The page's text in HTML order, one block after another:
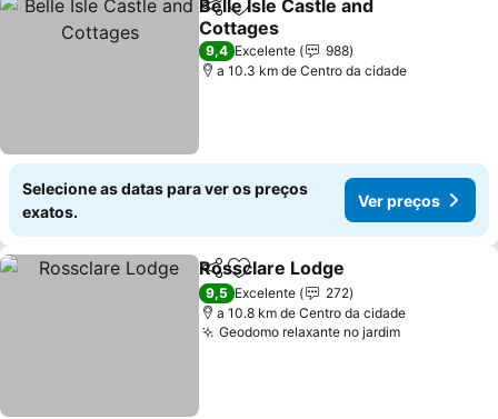
PartilharAdicionar aos favoritos
Belle Isle Castle and
Cottages
9,4 Excelente
988
a 10.3 km de Centro da cidade
Selecione as datas para ver os preços
exatos.
Ver preços
PartilharAdicionar aos favoritos
Rossclare Lodge
9,5 Excelente
272
a 10.8 km de Centro da cidade
Geodomo relaxante no jardim